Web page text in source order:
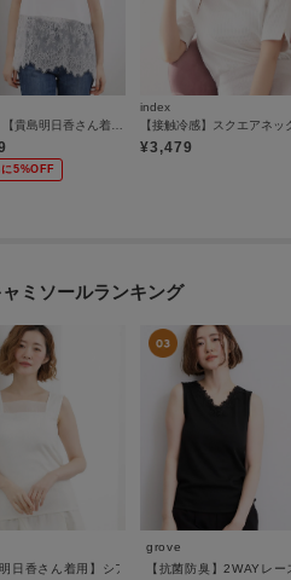
に5%OFF
index
¥3,479
ミソールランキング
明日香さん着用】シアードッキングスクエアタン
grove
【抗菌防臭】2WAYレー